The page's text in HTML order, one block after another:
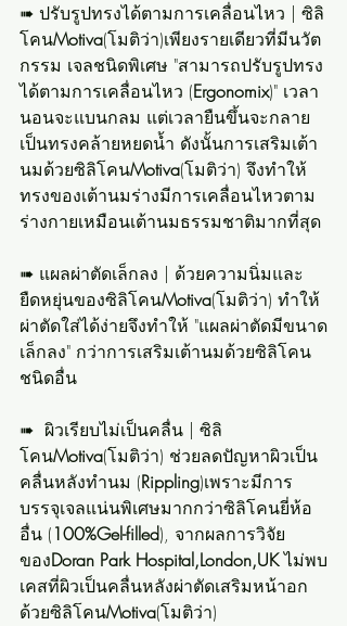
➠ ปรับรูปทรงได้ตามการเคลื่อนไหว | ซิลิ
โคนMotiva(โมติว่า)เพียงรายเดียวที่มีนวัต
กรรม เจลชนิดพิเศษ "สามารถปรับรูปทรง
ได้ตามการเคลื่อนไหว (Ergonomix)" เวลา
นอนจะแบนกลม แต่เวลายืนขึ้นจะกลาย
เป็นทรงคล้ายหยดน้ำ ดังนั้นการเสริมเต้า
นมด้วยซิลิโคนMotiva(โมติว่า) จึงทำให้
ทรงของเต้านมร่างมีการเคลื่อนไหวตาม
ร่างกายเหมือนเต้านมธรรมชาติมากที่สุด
➠ แผลผ่าตัดเล็กลง | ด้วยความนิ่มและ
ยืดหยุ่นของซิลิโคนMotiva(โมติว่า) ทำให้
ผ่าตัดใส่ได้ง่ายจึงทำให้ "แผลผ่าตัดมีขนาด
เล็กลง" กว่าการเสริมเต้านมด้วยซิลิโคน
ชนิดอื่น
➠  ผิวเรียบไม่เป็นคลื่น | ซิลิ
โคนMotiva(โมติว่า) ช่วยลดปัญหาผิวเป็น
คลื่นหลังทำนม (Rippling)เพราะมีการ
บรรจุเจลแน่นพิเศษมากกว่าซิลิโคนยี่ห้อ
อื่น (100%Gel-filled), จากผลการวิจัย
ของDoran Park Hospital,London,UK ไม่พบ
เคสที่ผิวเป็นคลื่นหลังผ่าตัดเสริมหน้าอก
ด้วยซิลิโคนMotiva(โมติว่า)